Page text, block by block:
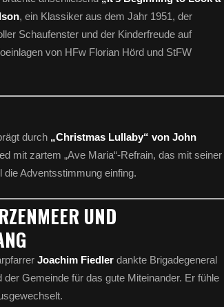
, ein Klassiker aus dem Jahr 1951, der
Schaufenster und der Kinderfreude auf
von HFw Florian Hörd und StFW
durch „Christmas Lullaby“ von John
mit zartem „Ave Maria“-Refrain, das mit seiner
Adventsstimmung einfing.
UND
Joachim Fiedler dankte Brigadegeneral
Gemeinde für das gute Miteinander. Er fühle